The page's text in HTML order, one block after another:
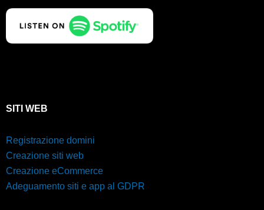
SITI WEB
Registrazione domini
Creazione siti web
Creazione eCommerce
Adeguamento siti e app al GDPR